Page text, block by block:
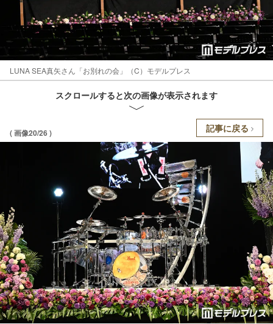
LUNA SEA真矢さん「お別れの会」（C）モデルプレス
スクロールすると次の画像が表示されます
( 画像20/26 ) 記事に戻る